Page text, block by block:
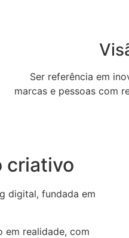
Ser referência em
marcas e pessoas com
criativo
digital, fundada em
em realidade, com